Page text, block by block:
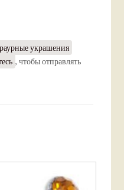
украшения
, чтобы отправлять